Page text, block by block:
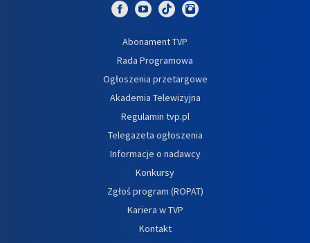
Abonament TVP
Rada Programowa
Ogłoszenia przetargowe
Akademia Telewizyjna
Regulamin tvp.pl
Telegazeta ogłoszenia
Informacje o nadawcy
Konkursy
Zgłoś program (ROPAT)
Kariera w TVP
Kontakt